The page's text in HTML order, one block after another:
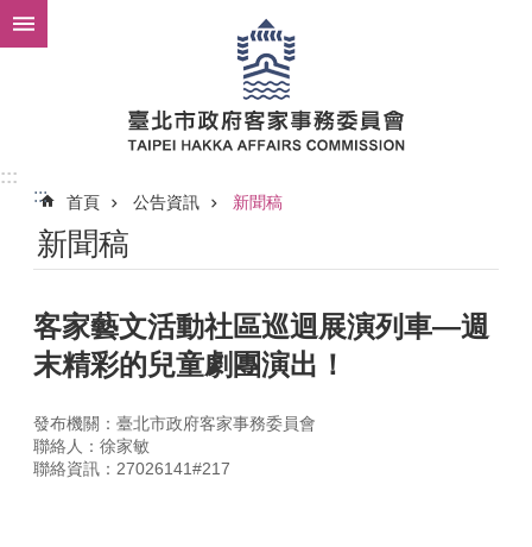
跳到主要內容區塊
:::
:::
首頁 公告資訊 新聞稿
新聞稿
客家藝文活動社區巡迴展演列車—週
末精彩的兒童劇團演出！
發布機關：臺北市政府客家事務委員會
聯絡人：徐家敏
聯絡資訊：27026141#217